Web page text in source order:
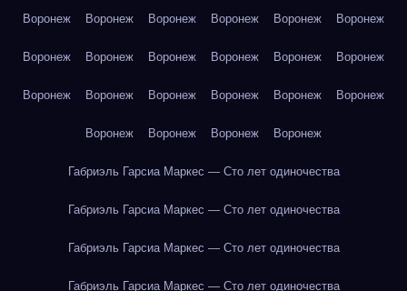
Воронеж Воронеж Воронеж Воронеж Воронеж Воронеж
Воронеж Воронеж Воронеж Воронеж Воронеж Воронеж
Воронеж Воронеж Воронеж Воронеж Воронеж Воронеж
Воронеж Воронеж Воронеж Воронеж
Габриэль Гарсиа Маркес — Сто лет одиночества
Габриэль Гарсиа Маркес — Сто лет одиночества
Габриэль Гарсиа Маркес — Сто лет одиночества
Габриэль Гарсиа Маркес — Сто лет одиночества